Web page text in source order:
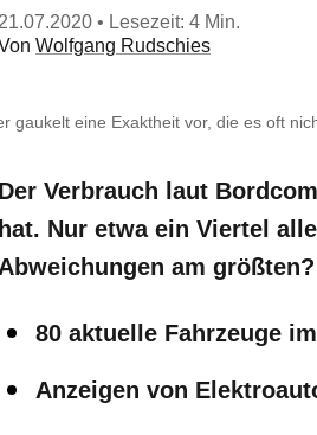
21.07.2020 • Lesezeit: 4 Min.
Wolfgang Rudschies
gaukelt eine Exaktheit vor, die es oft
Der Verbrauch laut
hat. Nur etwa ein Viertel
Abweichungen am größten?
80 aktuelle Fahrzeuge
Anzeigen von